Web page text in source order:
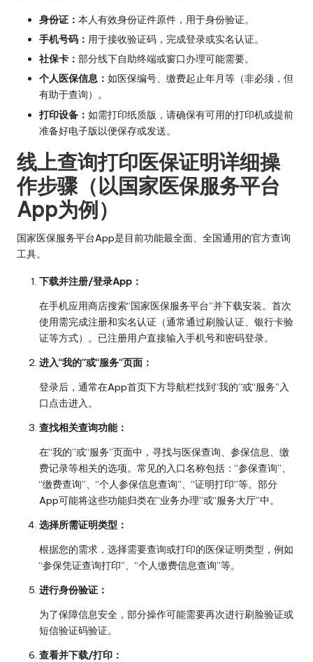
身份证： 本人有效身份证件原件，用于身份验证。
手机号码： 用于接收验证码，完成登录或实名认证。
社保卡： 部分线下自助终端或窗口办理可能需要。
个人医保信息： 如医保编号、缴费起止年月等（非必须，但
有助于查询）。
打印设备： 如需打印纸质版，请确保有可用的打印机或提前
准备好电子版以便保存或发送。
线上查询打印医保证明详细操
作步骤（以国家医保服务平台
App为例）
国家医保服务平台App是目前功能最全面、全国通用的官方查询
工具。
下载并注册/登录App：
在手机应用商店搜索“国家医保服务平台”并下载安装。首次
使用需完成注册和实名认证（通常通过刷脸认证、银行卡验
证等方式）。已注册用户直接输入手机号和密码登录。
进入“我的”或“服务”页面：
登录后，通常在App首页下方导航栏找到“我的”或“服务”入
口点击进入。
查找相关查询功能：
在“我的”或“服务”页面中，寻找与医保查询、参保信息、缴
费记录等相关的选项。常见的入口名称包括：“参保查询”、
“缴费查询”、“个人参保信息查询”、“证明打印”等。部分
App可能将这些功能归类在“业务办理”或“服务大厅”中。
选择所需证明类型：
根据您的需求，选择需要查询或打印的医保证明类型，例如
“参保凭证查询打印”、“个人缴费信息查询”等。
进行身份验证：
为了保障信息安全，部分操作可能需要再次进行刷脸验证或
短信验证码验证。
查看并下载/打印：